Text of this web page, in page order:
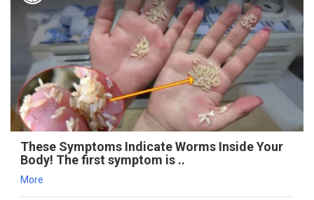
These Symptoms Indicate Worms Inside Your
Body! The first symptom is ..
More